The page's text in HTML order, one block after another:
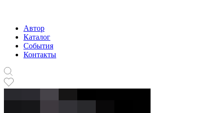
Автор
Каталог
События
Контакты